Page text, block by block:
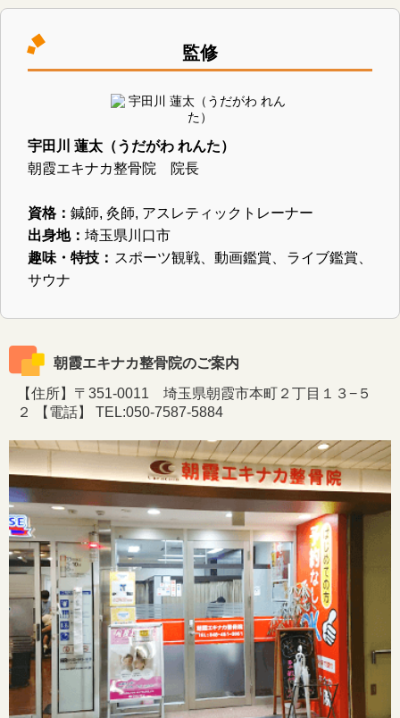
監修
宇田川 蓮太（うだがわ れんた）
朝霞エキナカ整骨院 院長
資格： 鍼師, 灸師, アスレティックトレーナー
出身地： 埼玉県川口市
趣味・特技： スポーツ観戦、動画鑑賞、ライブ鑑賞、
サウナ
朝霞エキナカ整骨院のご案内
【住所】〒351-0011 埼玉県朝霞市本町２丁目１３−５
２ 【電話】 TEL:050-7587-5884